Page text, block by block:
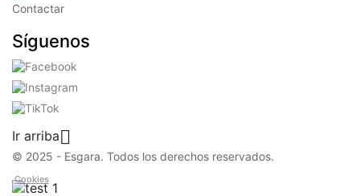
Contactar
Síguenos
Ir arriba
© 2025 - Esgara. Todos los derechos reservados.
Cookies